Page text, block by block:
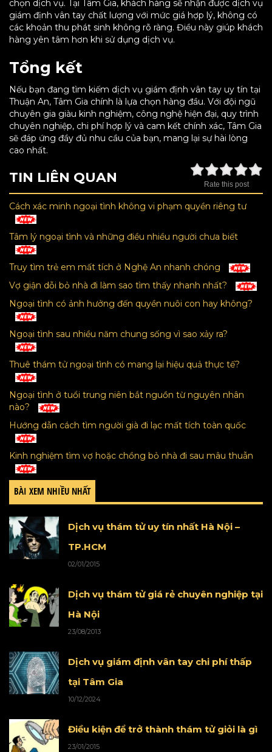
chọn dịch vụ. Tại Tâm Gia, khách hàng sẽ nhận được dịch vụ
giám định vân tay chất lượng với mức giá hợp lý, không có
các khoản thu phát sinh không rõ ràng. Điều này giúp khách
hàng yên tâm hơn khi sử dụng dịch vụ.
Tổng kết
Nếu bạn đang tìm kiếm dịch vụ giám định vân tay uy tín tại
Thuận An, Tâm Gia chính là lựa chọn hàng đầu. Với đội ngũ
chuyên gia giàu kinh nghiệm, công nghệ hiện đại, quy trình
chuyên nghiệp, chi phí hợp lý và cam kết chính xác, Tâm Gia
sẽ đáp ứng đầy đủ nhu cầu của bạn, mang lại sự hài lòng
cao nhất.
Rate this post
TIN LIÊN QUAN
Cách xác minh ngoại tình không vi phạm quyền riêng tư
Tâm lý ngoại tình và những điều nhiều người chưa biết
Truy tìm trẻ em mất tích ở Nghệ An nhanh chóng
Vợ giận dỗi bỏ nhà đi làm sao tìm thấy nhanh nhất?
Ngoại tình có ảnh hưởng đến quyền nuôi con hay không?
Ngoại tình sau nhiều năm chung sống vì sao xảy ra?
Thuê thám tử ngoại tình có mang lại hiệu quả thực tế?
Ngoại tình ở tuổi trung niên bắt nguồn từ nguyên nhân
nào?
Hướng dẫn cách tìm người già đi lạc mất tích toàn quốc
Kinh nghiệm tìm vợ hoặc chồng bỏ nhà đi sau mâu thuẫn
BÀI XEM NHIỀU NHẤT
Dịch vụ thám tử uy tín nhất Hà Nội –
TP.HCM
02/01/2015
Dịch vụ thám tử giá rẻ chuyên nghiệp tại
Hà Nội
23/08/2013
Dịch vụ giám định vân tay chi phí thấp
tại Tâm Gia
10/12/2024
Điều kiện để trở thành thám tử giỏi là gì
23/01/2015